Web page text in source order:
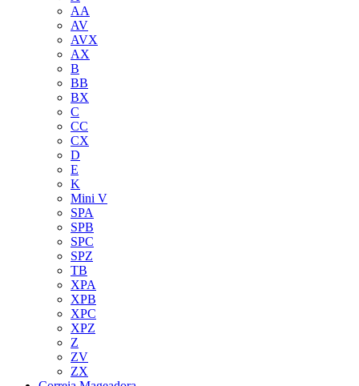
AA
AV
AVX
AX
B
BB
BX
C
CC
CX
D
E
K
Mini V
SPA
SPB
SPC
SPZ
TB
XPA
XPB
XPC
XPZ
Z
ZV
ZX